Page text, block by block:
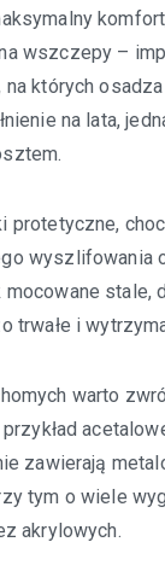
wszczepy –
których
na lata,
protetyczne,
wyszlifowania
mocowane stale,
trwałe i
warto
zawierają
tym o wiele
akrylowych.